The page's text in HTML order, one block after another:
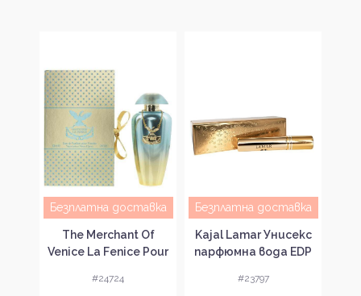
Безплатна доставка
The Merchant Of
Venice La Fenice Pour
вода за жени EDP
#24724
Безплатна доставка
Kajal Lamar Унисекс
парфюмна вода EDP
#23797